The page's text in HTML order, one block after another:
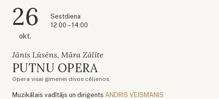
26
okt.
Sestdiena
12:00 – 14:00
Jānis Lūsēns, Māra Zālīte
PUTNU OPERA
Opera visai ģimenei divos cēlienos
Muzikālais vadītājs un diriģents ANDRIS VEISMANIS